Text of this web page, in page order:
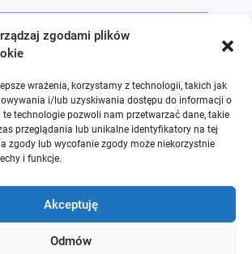
zgodami plików
wrażenia, korzystamy z technologii, takich jak
i/lub uzyskiwania dostępu do informacji o
technologie pozwoli nam przetwarzać dane, takie
przeglądania lub unikalne identyfikatory na tej
zgody lub wycofanie zgody może niekorzystnie
i funkcje.
Akceptuję
Odmów